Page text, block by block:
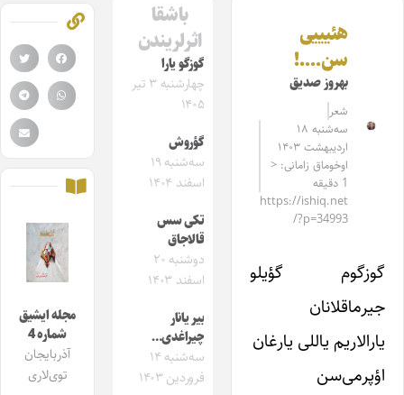
هئیییی
سن….!
بهروز صدیق
شعر
سه‌شنبه ۱۸
اردیبهشت ۱۴۰۳
اوخوماق زامانی: <
1 دقیقه
https://ishiq.net
/?p=34993
گوزگوم گؤیلو
جیرماقلانان
یارالاریم یاللی یارغان
اؤپرمی‌سن
باشقا
اثرلریندن
گوزگو یارا
چهارشنبه ۳ تیر
۱۴۰۵
گؤروش
سه‌شنبه ۱۹
اسفند ۱۴۰۴
تکی سس
قالاجاق
دوشنبه ۲۰
اسفند ۱۴۰۳
بیر یانار
چیراغدی…
سه‌شنبه ۱۴
فروردین ۱۴۰۳
مجله ایشیق
شماره 4
آذربایجان
توی‌لاری